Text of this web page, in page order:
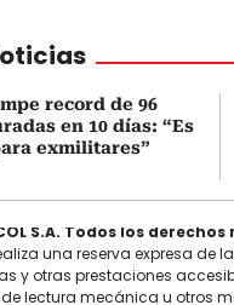
record de 96
en 10 días: “Es
exmilitares”
S.A. Todos los
una reserva expresa de
y otras prestaciones
lectura mecánica u otros